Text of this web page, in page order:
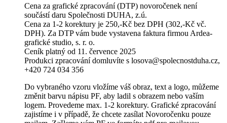
Cena za grafické zpracování (DTP) novoročenek není
součástí daru Společnosti DUHA, z.ú.
Cena za 1-2 korektury je 250,-Kč bez DPH (302,-Kč vč.
DPH). Za DTP vám bude vystavena faktura firmou Ardea-
grafické studio, s. r. o.
Ceník platný od 11. července 2025
Produkci zpracování domluvíte s losova@spolecnostduha.cz,
+420 724 034 356
Do vybraného vzoru vložíme váš obraz, text a logo, můžeme
změnit barvu nápisu PF, aby ladil s obrazem nebo vaším
logem. Provedeme max. 1-2 korektury. Grafické zpracování
zajistíme i v případě, že chcete zasílat Novoročenku pouze